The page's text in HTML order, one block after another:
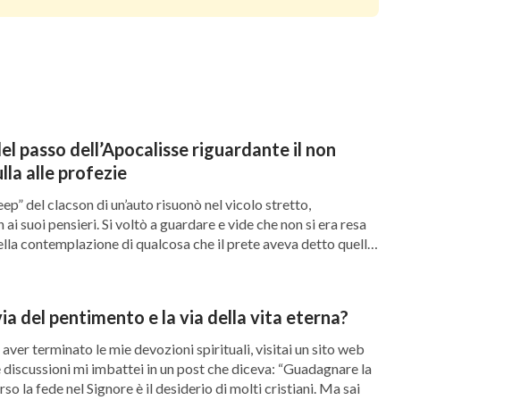
Ecco lo sposo, uscitegli incontro!”
di cercare e di investigare la vera strada in
una evidente violazione delle parole del
con il Signore?
da Dio è destinata a prosperare, mentre
ad appassire e a fallire. Quando il Signore
sempre più persone lo hanno accettato e
molti pastori, sacerdoti o preti nel mondo
onnipotente degli ultimi giorni, ma oltre
passo dell’Apocalisse riguardante il non
alle profezie
del clacson di un’auto risuonò nel vicolo stretto,
suoi pensieri. Si voltò a guardare e vide che non si era resa
contemplazione di qualcosa che il prete aveva detto quella
del pentimento e la via della vita eterna?
terminato le mie devozioni spirituali, visitai un sito web
discussioni mi imbattei in un post che diceva: “Guadagnare la
la fede nel Signore è il desiderio di molti cristiani. Ma sai